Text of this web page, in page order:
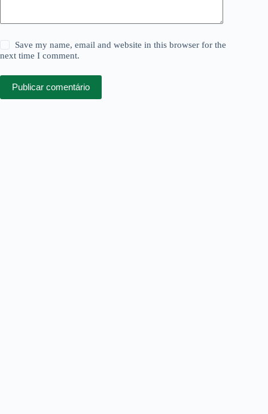
Save my name, email and website in this browser for the
next time I comment.
Publicar comentário